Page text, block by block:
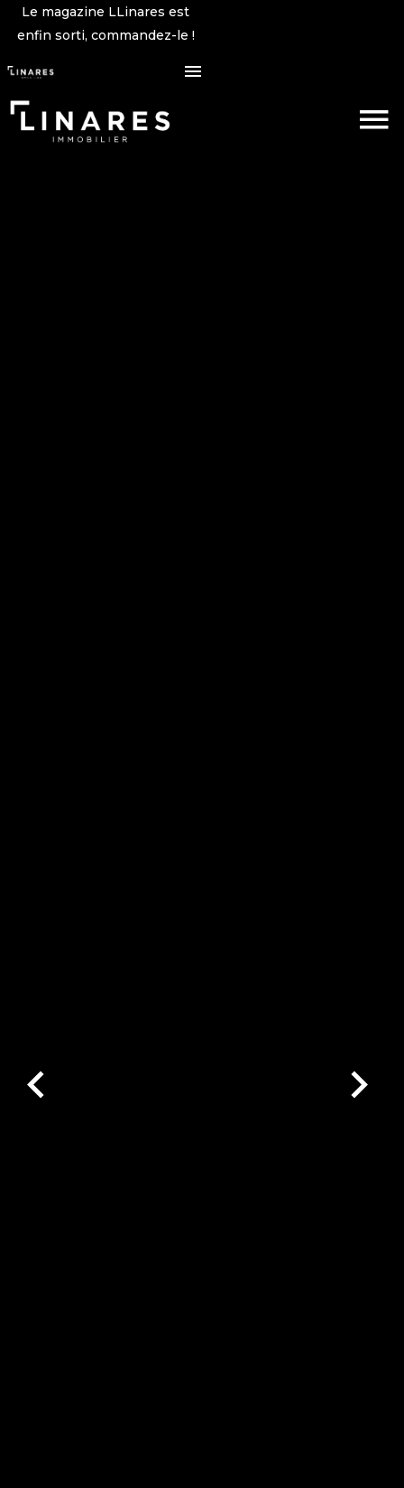
Le magazine LLinares est
enfin sorti, commandez-le !